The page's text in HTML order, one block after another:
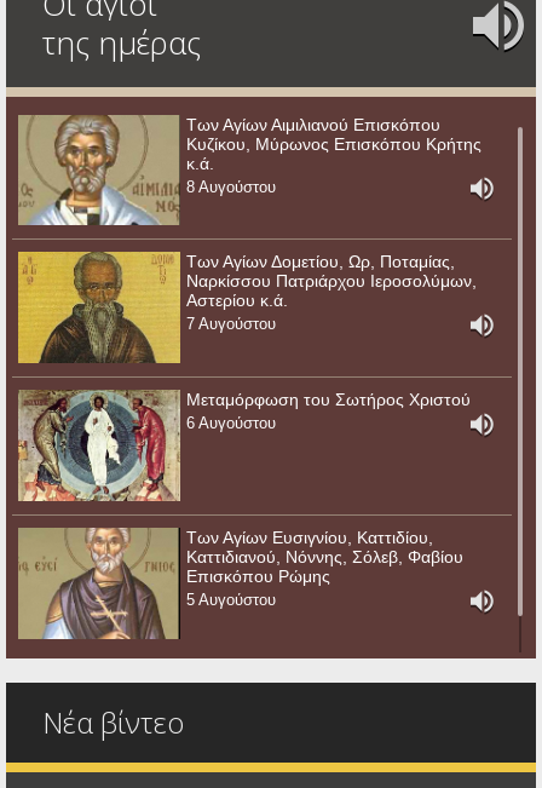
της ημέρας
Των Αγίων Αιμιλιανού Επισκόπου
Κυζίκου, Μύρωνος Επισκόπου Κρήτης
κ.ά.
8 Αυγούστου
Των Αγίων Δομετίου, Ωρ, Ποταμίας,
Ναρκίσσου Πατριάρχου Ιεροσολύμων,
Αστερίου κ.ά.
7 Αυγούστου
Μεταμόρφωση του Σωτήρος Χριστού
6 Αυγούστου
Των Αγίων Ευσιγνίου, Καττιδίου,
Καττιδιανού, Νόννης, Σόλεβ, Φαβίου
Επισκόπου Ρώμης
5 Αυγούστου
Νέα βίντεο